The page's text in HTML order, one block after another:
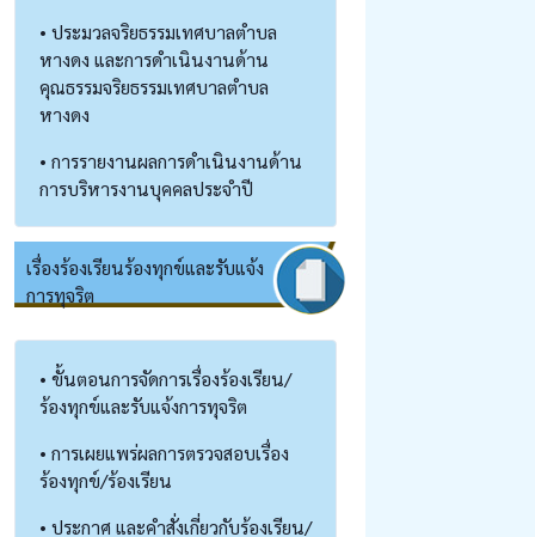
• ประมวลจริยธรรมเทศบาลตำบล
หางดง และการดำเนินงานด้าน
คุณธรรมจริยธรรมเทศบาลตำบล
หางดง
• การรายงานผลการดำเนินงานด้าน
การบริหารงานบุคคลประจำปี
เรื่องร้องเรียนร้องทุกข์และรับแจ้ง
การทุจริต
• ขั้นตอนการจัดการเรื่องร้องเรียน/
ร้องทุกข์และรับแจ้งการทุจริต
• การเผยแพร่ผลการตรวจสอบเรื่อง
ร้องทุกข์/ร้องเรียน
• ประกาศ และคำสั่งเกี่ยวกับร้องเรียน/